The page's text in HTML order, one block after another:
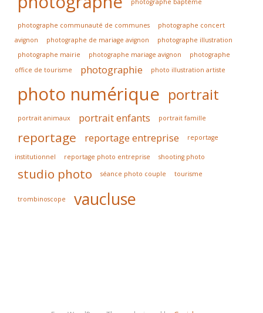
photographe communauté de communes
photographe concert
avignon
photographe de mariage avignon
photographe illustration
photographe mairie
photographe mariage avignon
photographe
office de tourisme
photographie photo illustration artiste
photo numérique portrait
portrait animaux portrait enfants portrait famille
reportage reportage entreprise reportage
institutionnel reportage photo entreprise shooting photo
studio photo séance photo couple tourisme
trombinoscope vaucluse